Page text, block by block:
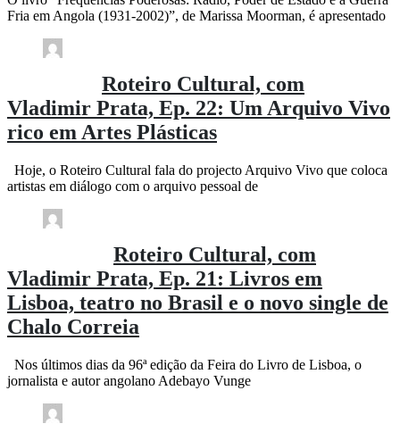
Fria em Angola (1931-2002)”, de Marissa Moorman, é apresentado
Roteiro Cultural, com
Vladimir Prata, Ep. 22: Um Arquivo Vivo
rico em Artes Plásticas
Hoje, o Roteiro Cultural fala do projecto Arquivo Vivo que coloca
artistas em diálogo com o arquivo pessoal de
Roteiro Cultural, com
Vladimir Prata, Ep. 21: Livros em
Lisboa, teatro no Brasil e o novo single de
Chalo Correia
Nos últimos dias da 96ª edição da Feira do Livro de Lisboa, o
jornalista e autor angolano Adebayo Vunge